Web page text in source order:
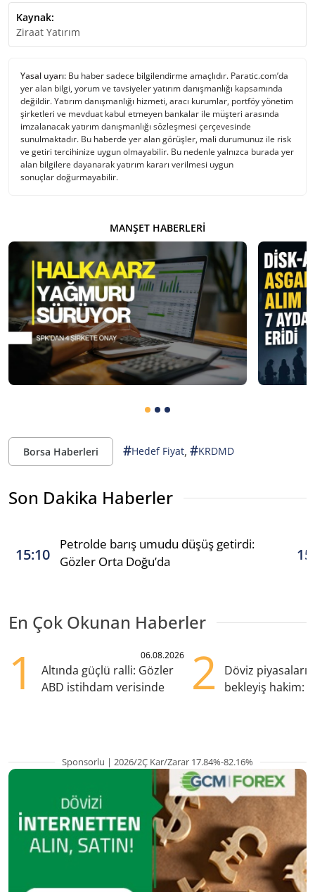
Kaynak:
Ziraat Yatırım
Yasal uyarı: Bu haber sadece bilgilendirme amaçlıdır. Paratic.com’da
yer alan bilgi, yorum ve tavsiyeler yatırım danışmanlığı kapsamında
değildir. Yatırım danışmanlığı hizmeti, aracı kurumlar, portföy yönetim
şirketleri ve mevduat kabul etmeyen bankalar ile müşteri arasında
imzalanacak yatırım danışmanlığı sözleşmesi çerçevesinde
sunulmaktadır. Bu haberde yer alan görüşler, mali durumunuz ile risk
ve getiri tercihinize uygun olmayabilir. Bu nedenle yalnızca burada yer
alan bilgilere dayanarak yatırım kararı verilmesi uygun
sonuçlar doğurmayabilir.
MANŞET HABERLERI
Borsa Haberleri #Hedef Fiyat, #KRDMD
Son Dakika Haberler
15:10
Petrolde barış umudu düşüş getirdi:
Gözler Orta Doğu’da
En Çok Okunan Haberler
1 06.08.2026
Altında güçlü ralli: Gözler
ABD istihdam verisinde
2
Döviz
bekleyiş hakim:
Sponsorlu | 2026/2Ç Kar/Zarar 17.84%-82.16%